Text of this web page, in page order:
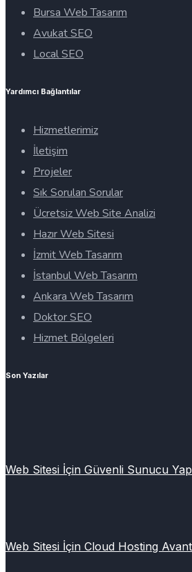
Bursa Web Tasarım
Avukat SEO
Local SEO
Yardımcı Bağlantılar
Hizmetlerimiz
İletişim
Projeler
Sık Sorulan Sorular
Ücretsiz Web Site Analizi
Hazır Web Sitesi
İzmit Web Tasarım
İstanbul Web Tasarım
Ankara Web Tasarım
Doktor SEO
Hizmet Bölgeleri
Son Yazılar
Web Sitesi İçin Güvenli Sunucu
Web Sitesi İçin Cloud Hosting